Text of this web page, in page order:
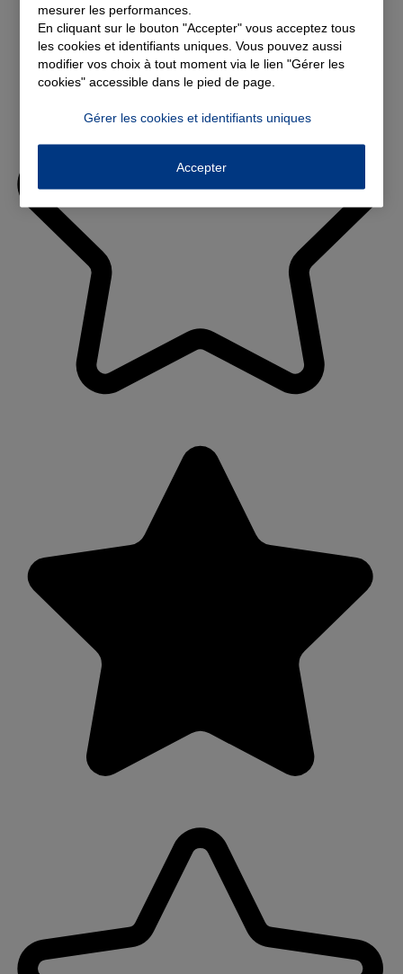
mesurer les performances.
En cliquant sur le bouton "Accepter" vous acceptez tous
les cookies et identifiants uniques. Vous pouvez aussi
modifier vos choix à tout moment via le lien "Gérer les
cookies" accessible dans le pied de page.
Gérer les cookies et identifiants uniques
Accepter